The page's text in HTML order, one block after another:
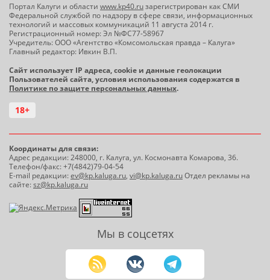
Портал Калуги и области www.kp40.ruзарегистрирован как СМИ
Федеральной службой по надзору в сфере связи, информационных
технологий и массовых коммуникаций 11 августа 2014 г.
Регистрационный номер: Эл №ФС77-58967
Учредитель: ООО «Агентство «Комсомольская правда – Калуга»
Главный редактор: Ивкин В.П.
Сайт использует IP адреса, cookie и данные геолокации
Пользователей сайта, условия использования содержатся в
Политике по защите персональных данных.
18+
Координаты для связи:
Адрес редакции: 248000, г. Калуга, ул. Космонавта Комарова, 36.
Телефон/факс: +7(4842)79-04-54
E-mail редакции:ev@kp.kaluga.ru, vi@kp.kaluga.ruОтдел рекламы на
сайте:sz@kp.kaluga.ru
Мы в соцсетях